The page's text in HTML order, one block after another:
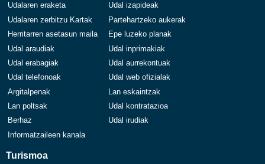
Udalaren eraketa
Udal izapideak
Udalaren zerbitzu Kartak
Partehartzeko aukerak
Herritarren asetasun maila
Epe luzeko planak
Udal araudiak
Udal inprimakiak
Udal erabagiak
Udal aurrekontuak
Udal telefonoak
Udal web ofizialak
Argitalpenak
Lan eskaintzak
Lan poltsak
Udal kontratazioa
Berhaz
Udal irudiak
Informatzaileen kanala
Turismoa